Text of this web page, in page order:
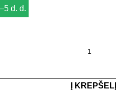
d. d.
Į KREPŠELĮ